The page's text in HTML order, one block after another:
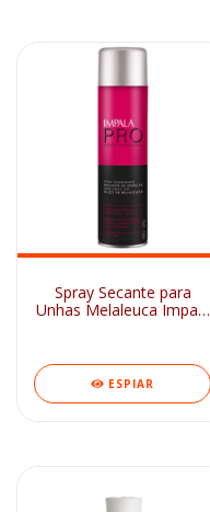
Spray Secante para
Unhas Melaleuca Impala
ESPIAR